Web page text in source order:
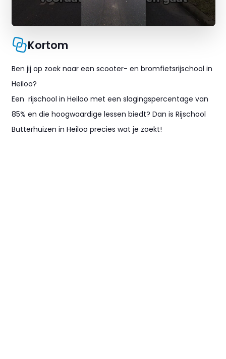
Kortom
Ben jij op zoek naar een scooter- en bromfietsrijschool in
Heiloo?
Een rijschool in Heiloo met een slagingspercentage van
85% en die hoogwaardige lessen biedt? Dan is Rijschool
Butterhuizen in Heiloo precies wat je zoekt!